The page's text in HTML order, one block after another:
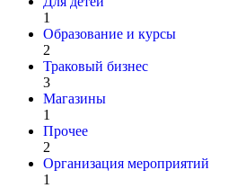
1
Образование и курсы
2
Траковый бизнес
3
Магазины
1
Прочее
2
Организация мероприятий
1